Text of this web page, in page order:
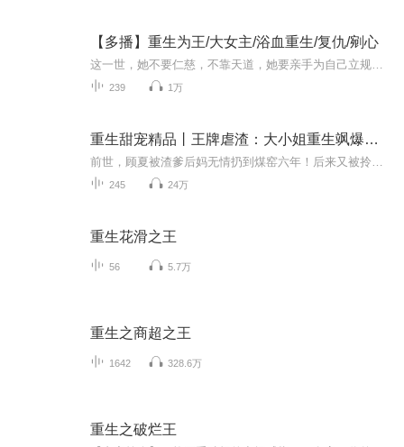
【多播】重生为王/大女主/浴血重生/复仇/剜心
239 1万
重生甜宠精品丨王牌虐渣：大小姐重生飒爆全球
245 24万
重生花滑之王
56 5.7万
重生之商超之王
1642 328.6万
重生之破烂王